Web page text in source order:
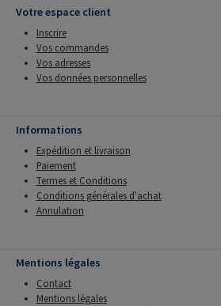
Votre espace client
Inscrire
Vos commandes
Vos adresses
Vos données personnelles
Informations
Expédition et livraison
Paiement
Termes et Conditions
Conditions générales d'achat
Annulation
Mentions légales
Contact
Mentions légales